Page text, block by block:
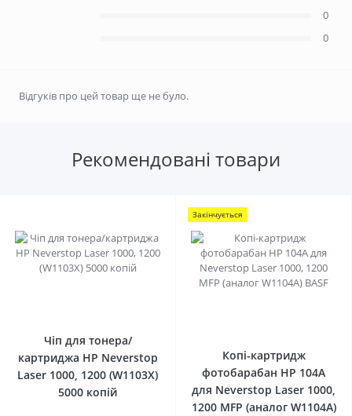
0
0
Відгуків про цей товар ще не було.
Рекомендовані товари
Чіп для тонера/
картриджа HP Neverstop
Laser 1000, 1200 (W1103X)
5000 копій
Закінчується
Копі-картридж
фотобарабан HP 104A
для Neverstop Laser 1000,
1200 MFP (аналог W1104A)